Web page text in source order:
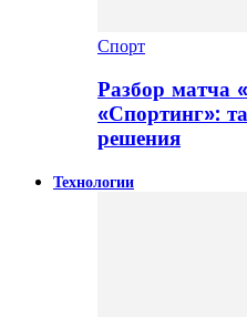
Спорт
Разбор матча
«Спортинг»:
решения
Технологии